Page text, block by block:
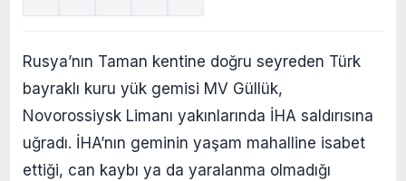
Rusya’nın Taman kentine doğru seyreden Türk
bayraklı kuru yük gemisi MV Güllük,
Novorossiysk Limanı yakınlarında İHA saldırısına
uğradı. İHA’nın geminin yaşam mahalline isabet
ettiği, can kaybı ya da yaralanma olmadığı